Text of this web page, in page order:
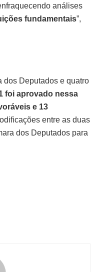
análises
fundamentais”,
dos Deputados e quatro
foi aprovado nessa
e 13
entre as duas
dos Deputados para